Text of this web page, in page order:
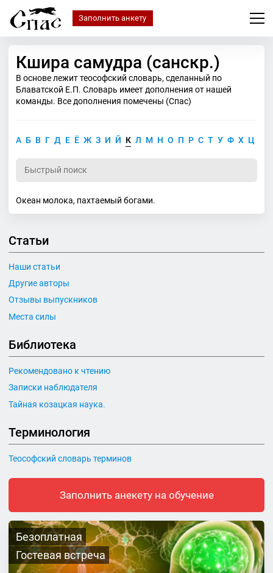
Заполнить анкету
Кшира самудра (санскр.)
В основе лежит теософский словарь, сделанный по
Блаватской Е.П. Словарь имеет дополнения от нашей
команды. Все дополнения помечены (Спас)
А Б В Г Д Е Ё Ж З И Й К Л М Н О П Р С Т У Ф Х Ц
Океан молока, пахтаемый богами.
Статьи
Наши статьи
Другие авторы
Отзывы выпускников
Места силы
Библиотека
Рекомендовано к чтению
Записки наблюдателя
Тайная козацкая наука.
Терминология
Теософский словарь терминов
Заполнить анекету на обучение
Безоплатная
Гостевая встреча